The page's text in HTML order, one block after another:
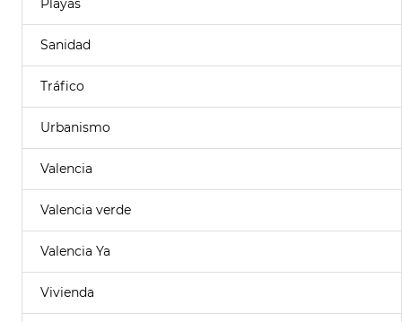
Sanidad
Tráfico
Urbanismo
Valencia
Valencia verde
Valencia Ya
Vivienda